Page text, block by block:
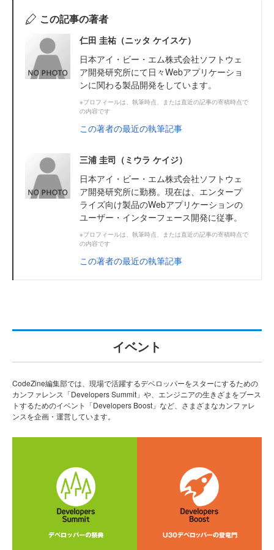
この記事の著者
仁田 圭祐（ニッタ ケイスケ）
日本アイ・ビー・エム株式会社ソフトウェ
ア開発研究所にて日々Webアプリケーショ
ンに関わる製品開発をしています。
※プロフィールは、執筆時点、または直近の記事の寄稿時点で
の内容です
この著者の最近の執筆記事
三浦 圭司（ミウラ ケイジ）
日本アイ・ビー・エム株式会社ソフトウェ
ア開発研究所に勤務。現在は、エンタープ
ライズ向け製品のWebアプリケーションの
ユーザー・インターフェース開発に従事。
※プロフィールは、執筆時点、または直近の記事の寄稿時点で
の内容です
この著者の最近の執筆記事
イベント
CodeZine編集部では、現場で活躍するデベロッパーをスターにするための
カンファレンス「Developers Summit」や、エンジニアの生きざまをブース
トするためのイベント「Developers Boost」など、さまざまなカンファレ
ンスを企画・運営しています。